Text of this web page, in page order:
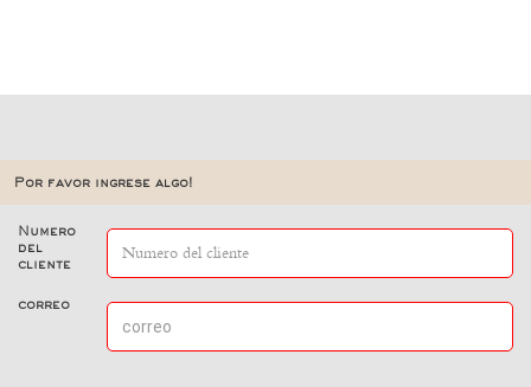
Por favor ingrese algo!
Numero
del
cliente
correo